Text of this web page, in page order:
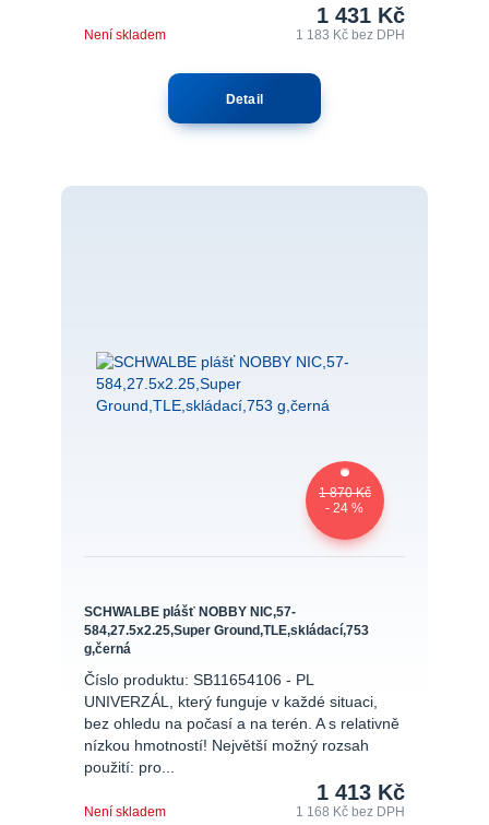
1 431 Kč
1 183 Kčbez DPH
Není skladem
Detail
1 870 Kč
- 24 %
SCHWALBE plášť NOBBY NIC,57-
584,27.5x2.25,Super Ground,TLE,skládací,753
g,černá
Číslo produktu: SB11654106 - PL
UNIVERZÁL, který funguje v každé situaci,
bez ohledu na počasí a na terén. A s relativně
nízkou hmotností! Největší možný rozsah
použití: pro...
1 413 Kč
1 168 Kčbez DPH
Není skladem